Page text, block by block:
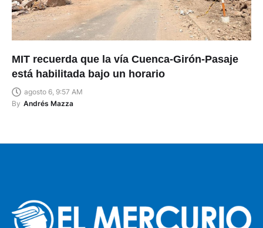
MIT recuerda que la vía Cuenca-Girón-Pasaje
está habilitada bajo un horario
agosto 6, 9:57 AM
By Andrés Mazza